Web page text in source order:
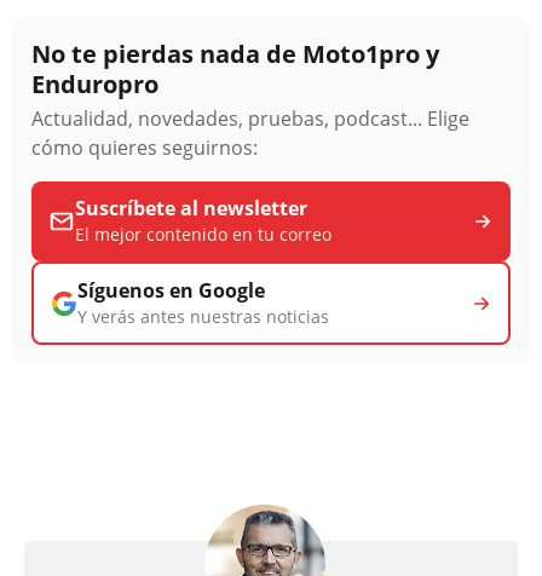
No te pierdas nada de Moto1pro y
Enduropro
Actualidad, novedades, pruebas, podcast... Elige
cómo quieres seguirnos:
Suscríbete al newsletter
El mejor contenido en tu correo
Síguenos en Google
Y verás antes nuestras noticias